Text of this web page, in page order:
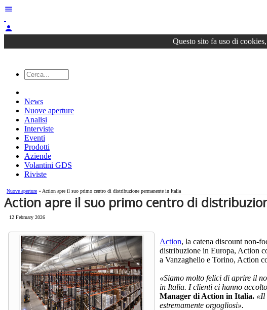
menu
person
Questo sito fa uso di
News
Nuove aperture
Analisi
Interviste
Eventi
Prodotti
Aziende
Volantini GDS
Riviste
Nuove aperture » Action apre il suo primo centro di distribuzione permanente in Italia
Action apre il suo primo centro di
12 February 2026
Action, la catena discount non-
distribuzione in Europa, Action
a Vanzaghello e Torino, Action
«Siamo molto felici di aprire il
in Italia. I clienti ci hanno
Manager di Action in Italia. «Il
estremamente orgogliosi».